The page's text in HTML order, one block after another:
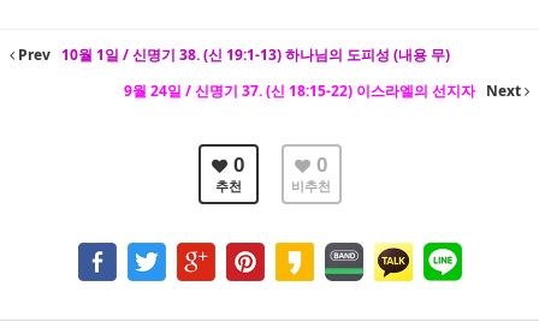
Prev 10월 1일 / 신명기 38. (신 19:1-13) 하나님의 도피성 (내용 무)
9월 24일 / 신명기 37. (신 18:15-22) 이스라엘의 선지자 Next
0
추천
0
비추천